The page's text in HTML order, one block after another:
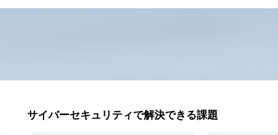
サイバーセキュリティで解決できる課題